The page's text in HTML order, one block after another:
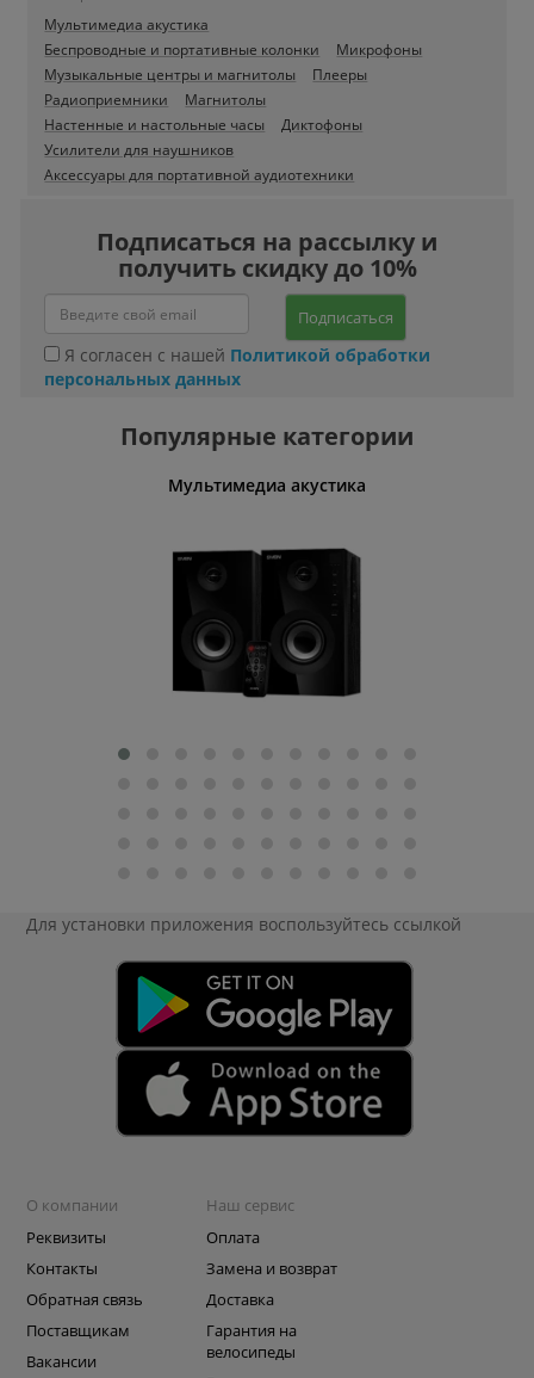
Мультимедиа акустика
Беспроводные и портативные колонки
Микрофоны
Музыкальные центры и магнитолы
Плееры
Радиоприемники
Магнитолы
Настенные и настольные часы
Диктофоны
Усилители для наушников
Аксессуары для портативной аудиотехники
Подписаться на рассылку и
получить скидку до 10%
Подписаться
Я согласен с нашей Политикой обработки
персональных данных
Популярные категории
Мультимедиа акустика
Для установки приложения воспользуйтесь ссылкой
О компании
Реквизиты
Контакты
Обратная связь
Поставщикам
Вакансии
Наш сервис
Оплата
Замена и возврат
Доставка
Гарантия на
велосипеды